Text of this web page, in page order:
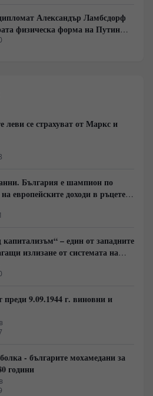
Александър Ламбсдорф
физическа форма на Путин
леви се страхуват от Маркс и
България е шампион по
европейските доходи в ръцете
1%, надминава и САЩ
– един от западните
излизане от системата на
преди 9.09.1944 г. виновни и
- българите мохамедани за
години